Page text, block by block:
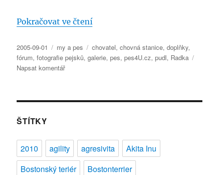
Pokračovat ve čtení„Vítejte na našem webu pro
Publikováno:
2005-09-01 Rubriky:
my a pes Štítky:
chovatel,chovná stanice,doplňky,
fórum,fotografie pejsků,galerie,pes,pes4U.cz,pudl, Radka
Napsat komentářpro
názvem
webu
pro
všechny
majitele
ŠTÍTKY
2010 agility agresivita
Akita Inu
Bostonský teriér
Bostonterrier